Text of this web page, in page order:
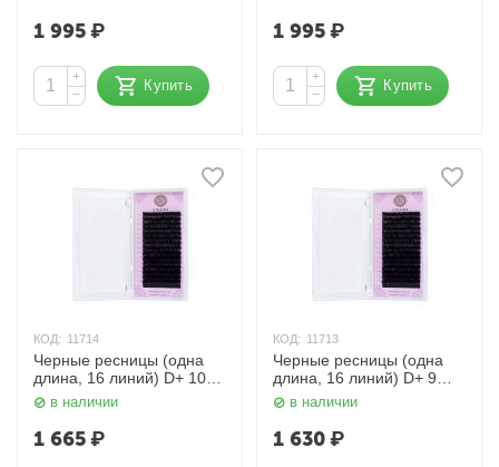
1 995₽
+
−
Купить
1 995₽
+
−
Купить
КОД: 11714
Черные ресницы (одна
длина, 16 линий) D+ 10
мм. 0,085 мм. Enigma
в наличии
1 665₽
КОД: 11713
Черные ресницы (одна
длина, 16 линий) D+ 9
мм. 0,085 мм. Enigma
в наличии
1 630₽